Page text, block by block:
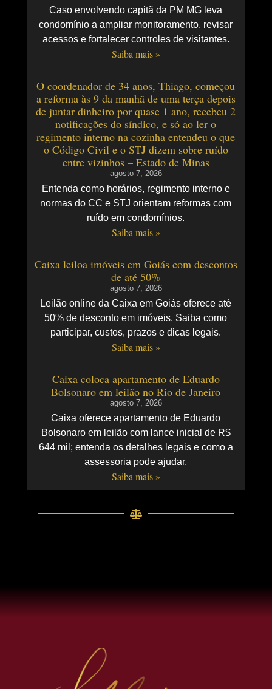
Caso envolvendo capitã da PM MG leva
condomínio a ampliar monitoramento, revisar
acessos e fortalecer controles de visitantes.
Saiba mais »
O coordenador de 34 anos, Thiago, começou
a reforma às 9 da manhã de uma terça depois
de juntar dinheiro por quase 1 ano, recebeu 2
notificações do síndico, e só ao ler o
regimento interno na cozinha entendeu o que
o Código Civil e o STJ dizem sobre ruído
entre vizinhos – Estado de Minas
agosto 7, 2026
Entenda como horários, regimento interno e
normas do CC e STJ orientam reformas com
ruído em condomínios.
Saiba mais »
Caixa leiloa imóveis em Goiás com descontos
de até 50%
agosto 7, 2026
Leilão online da Caixa em Goiás oferece até
50% de desconto em imóveis. Saiba como
participar, custos, prazos e dicas legais.
Saiba mais »
Caixa coloca apartamento de Eduardo
Bolsonaro em leilão no Rio de Janeiro
agosto 7, 2026
Caixa oferece apartamento de Eduardo
Bolsonaro em leilão com lance inicial de R$
644 mil; entenda os detalhes legais e como a
assessoria pode ajudar.
Saiba mais »